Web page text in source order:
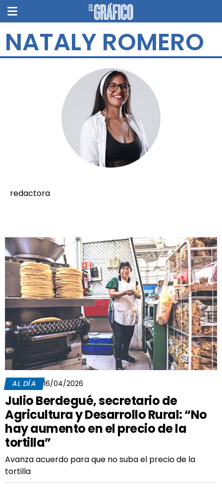
NATALY ROMERO
redactora
AL DÍA 16/04/2026
Julio Berdegué, secretario de
Agricultura y Desarrollo Rural: “No
hay aumento en el precio de la
tortilla”
Avanza acuerdo para que no suba el precio de la
tortilla